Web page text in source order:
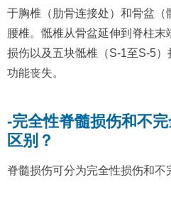
于胸椎（肋骨连接处）和骨盆（
腰椎。骶椎从骨盆延伸到脊柱末
损伤以及五块骶椎（S-1至S-5
功能丧失。
-完全性脊髓损伤和不
区别？
脊髓损伤可分为完全性损伤和不